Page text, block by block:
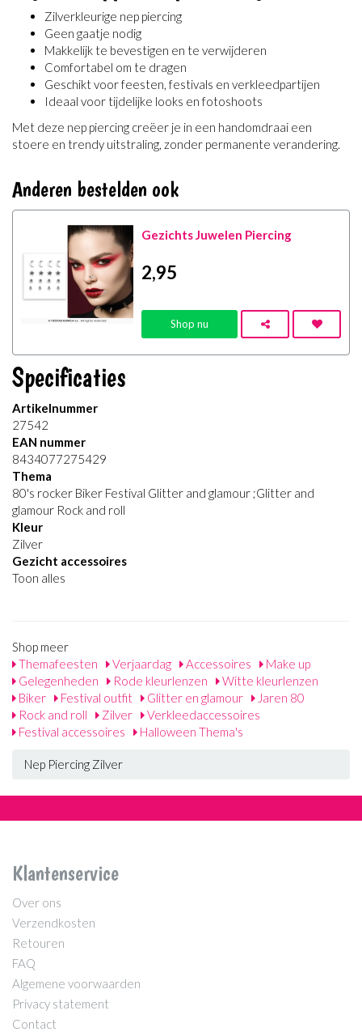
Zilverkleurige nep piercing
Geen gaatje nodig
Makkelijk te bevestigen en te verwijderen
Comfortabel om te dragen
Geschikt voor feesten, festivals en verkleedpartijen
Ideaal voor tijdelijke looks en fotoshoots
Met deze nep piercing creëer je in een handomdraai een
stoere en trendy uitstraling, zonder permanente verandering.
Anderen bestelden ook
Gezichts Juwelen Piercing
2,95
Shop nu
Specificaties
Artikelnummer
27542
EAN nummer
8434077275429
Thema
80's rocker Biker Festival Glitter and glamour ;Glitter and
glamour Rock and roll
Kleur
Zilver
Gezicht accessoires
Toon alles
Shop meer
Themafeesten
Verjaardag Accessoires
Make up
Gelegenheden
Rode kleurlenzen
Witte kleurlenzen
Biker
Festival outfit Glitter en glamour
Jaren 80
Rock and roll
Zilver
Verkleedaccessoires
Festival accessoires
Halloween Thema's
Nep Piercing Zilver
Klantenservice
Over ons
Verzendkosten
Retouren
FAQ
Algemene voorwaarden
Privacy statement
Contact